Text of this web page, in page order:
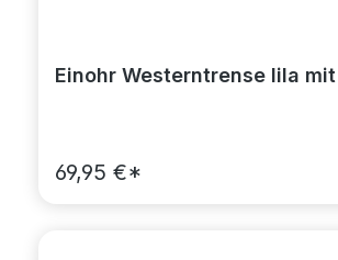
Einohr Westerntrense lila
69,95 €*